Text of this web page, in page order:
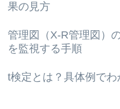
果の見方
管理図（X-R管理図）
を監視する手順
t検定とは？具体例で